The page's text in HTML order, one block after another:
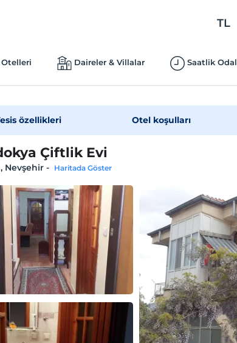
TL
Daireler & Villalar Saatlik
özellikleri Otel koşulları
Çiftlik Evi
Nevşehir- Haritada Göster